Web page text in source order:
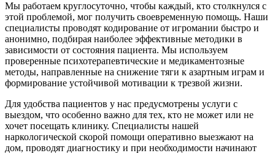
Мы работаем круглосуточно, чтобы каждый, кто столкнулся с
этой проблемой, мог получить своевременную помощь. Наши
специалисты проводят кодирование от игромании быстро и
анонимно, подбирая наиболее эффективные методики в
зависимости от состояния пациента. Мы используем
проверенные психотерапевтические и медикаментозные
методы, направленные на снижение тяги к азартным играм и
формирование устойчивой мотивации к трезвой жизни.
Для удобства пациентов у нас предусмотрены услуги с
выездом, что особенно важно для тех, кто не может или не
хочет посещать клинику. Специалисты нашей
наркологической скорой помощи оперативно выезжают на
дом, проводят диагностику и при необходимости начинают